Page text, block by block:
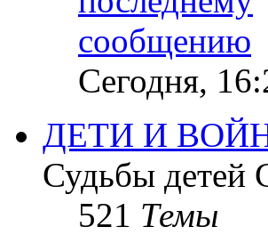
Сегодня,
ДЕТИ И
Судьбы детей
521 Темы